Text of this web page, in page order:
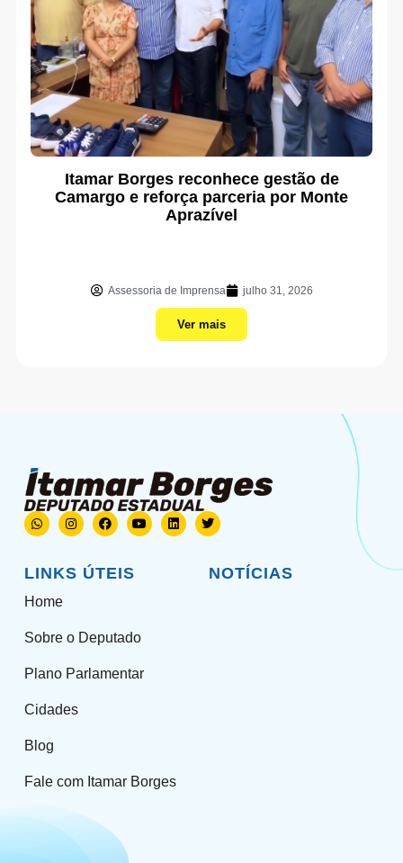
Itamar Borges reconhece gestão de
Camargo e reforça parceria por Monte
Aprazível
Assessoria de Imprensa julho 31, 2026
Ver mais
LINKS ÚTEIS
Home
Sobre o Deputado
Plano Parlamentar
Cidades
Blog
Fale com Itamar Borges
NOTÍCIAS